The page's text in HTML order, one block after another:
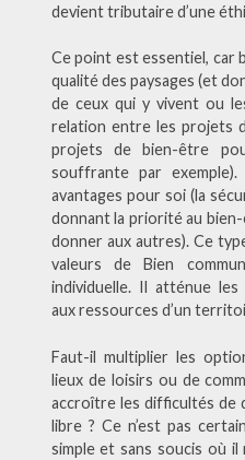
devient tributaire d’une
Ce point est essentiel, car
qualité des paysages (et
de ceux qui y vivent ou
relation entre les projets
projets de bien-être
souffrante par
avantages pour soi (la
donnant la priorité au
donner aux autres). Ce
valeurs de Bien
individuelle. Il atténue les
aux ressources d’un
Faut-il multiplier les
lieux de loisirs ou de
accroître les difficultés de
libre ? Ce n’est pas
simple et sans soucis où